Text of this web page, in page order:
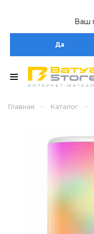
Ваш
Да
Главная – Каталог –